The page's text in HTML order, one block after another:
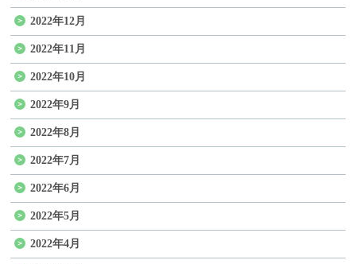
2022年12月
2022年11月
2022年10月
2022年9月
2022年8月
2022年7月
2022年6月
2022年5月
2022年4月